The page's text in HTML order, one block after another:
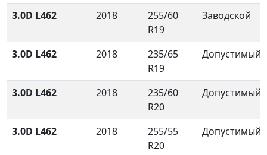
3.0D L462 2018
255/60
R19
Заводской
3.0D L462 2018
235/65
R19
Допустимый
3.0D L462 2018
235/60
R20
Допустимый
3.0D L462 2018
255/55
R20
Допустимый